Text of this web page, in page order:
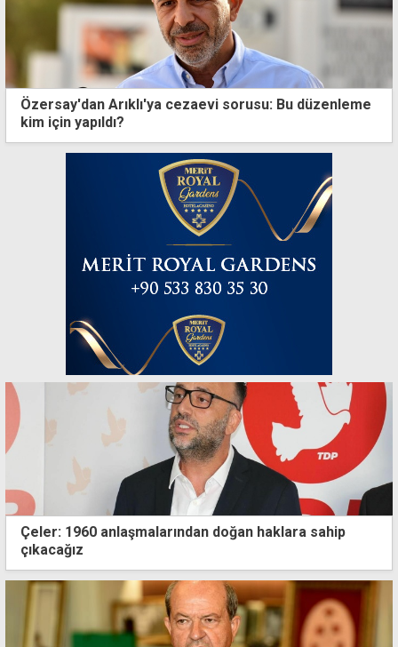
Özersay'dan Arıklı'ya cezaevi sorusu: Bu düzenleme
kim için yapıldı?
Çeler: 1960 anlaşmalarından doğan haklara sahip
çıkacağız